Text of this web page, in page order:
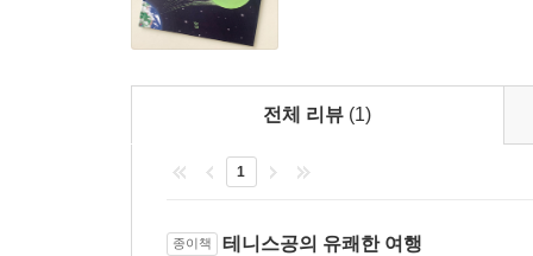
전체 리뷰 (1)
1
종이책 테니스공의 유쾌한 여행